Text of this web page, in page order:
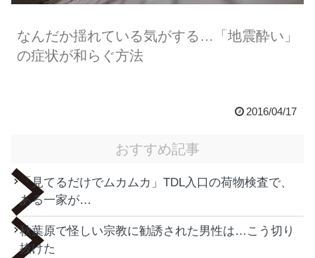
なんだか揺れている気がする…「地震酔い」
の症状が和らぐ方法
2016/04/17
おすすめ記事
「見てるだけでムカムカ」TDL入口の荷物検査で、
ある一家が…
秋葉原で怪しい宗教に勧誘された男性は…こう切り
抜けた